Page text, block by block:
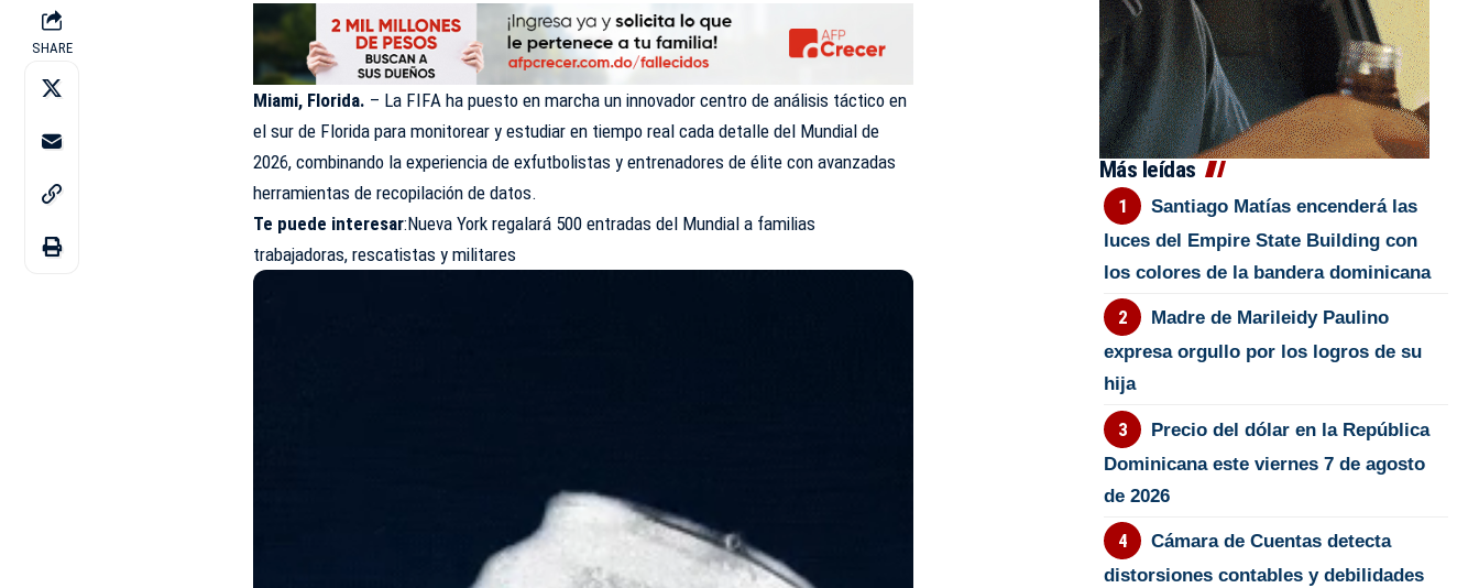
SHARE
Miami, Florida. – La FIFA ha puesto en marcha un innovador centro de análisis táctico en
el sur de Florida para monitorear y estudiar en tiempo real cada detalle del Mundial de
2026, combinando la experiencia de exfutbolistas y entrenadores de élite con avanzadas
herramientas de recopilación de datos.
Te puede interesar:Nueva York regalará 500 entradas del Mundial a familias
trabajadoras, rescatistas y militares
Más leídas
Santiago Matías encenderá las
luces del Empire State Building con
los colores de la bandera dominicana
Madre de Marileidy Paulino
expresa orgullo por los logros de su
hija
Precio del dólar en la República
Dominicana este viernes 7 de agosto
de 2026
Cámara de Cuentas detecta
distorsiones contables y debilidades